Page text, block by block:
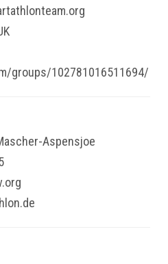
groups/102781016511694/
Aspensjoe